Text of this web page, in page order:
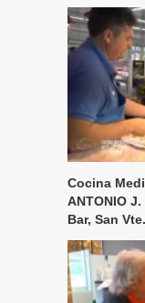
Cocina
ANTONIO
Bar, San